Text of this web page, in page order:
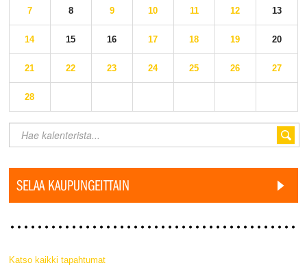
7 8 9 10 11 12 13
14 15 16 17 18 19 20
21 22 23 24 25 26 27
28
SELAA KAUPUNGEITTAIN
Katso kaikki tapahtumat